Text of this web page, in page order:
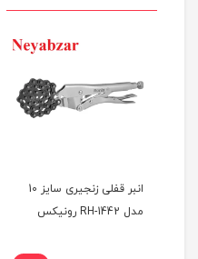
انبر قفلی زنجیری سایز 10
مدل RH-1442 رونیکس